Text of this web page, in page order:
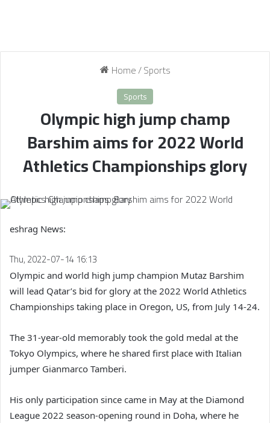
Home/Sports
Sports
Olympic high jump champ
Barshim aims for 2022 World
Athletics Championships glory
eshrag News:
Thu, 2022-07-14 16:13
Olympic and world high jump champion Mutaz Barshim
will lead Qatar’s bid for glory at the 2022 World Athletics
Championships taking place in Oregon, US, from July 14-24.
The 31-year-old memorably took the gold medal at the
Tokyo Olympics, where he shared first place with Italian
jumper Gianmarco Tamberi.
His only participation since came in May at the Diamond
League 2022 season-opening round in Doha, where he